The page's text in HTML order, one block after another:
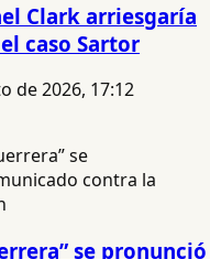
Clark arriesgaría
caso Sartor
de 2026, 17:12
se pronunció